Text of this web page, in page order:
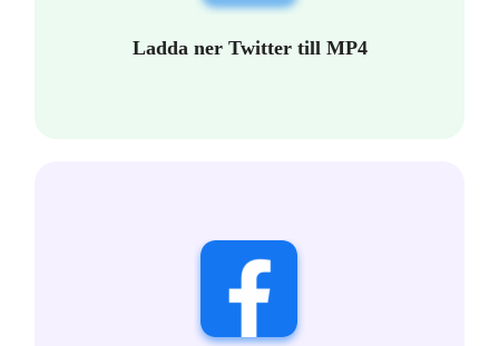
Ladda ner Twitter till MP4